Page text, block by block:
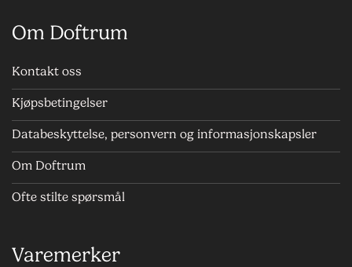
Om Doftrum
Kontakt oss
Kjøpsbetingelser
Databeskyttelse, personvern og informasjonskapsler
Om Doftrum
Ofte stilte spørsmål
Varemerker